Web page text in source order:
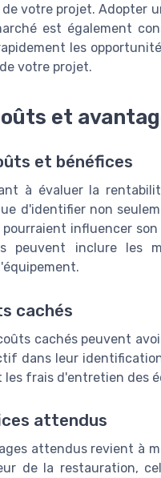
votre projet. Adopter
est également
les
votre projet.
et
et bénéfices
à évaluer la
d'identifier non
influencer
peuvent inclure les
cachés
cachés peuvent
dans leur
frais d'entretien des
attendus
attendus revient à
de la restauration,